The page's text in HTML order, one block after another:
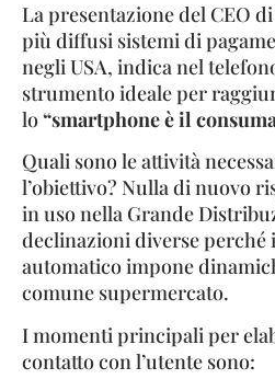
La presentazione del CEO
più diffusi sistemi di
negli USA, indica nel
strumento ideale per
lo“smartphone è il
Quali sono le attività
l’obiettivo? Nulla di nuovo
in uso nella Grande
declinazioni diverse
automatico impone
comune supermercato.
I momenti principali per
contatto con l’utente sono: